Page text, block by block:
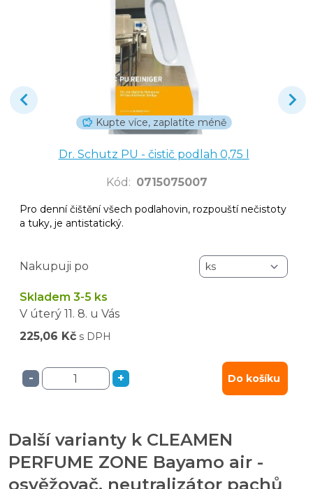
Kupte více, zaplatíte méně
Dr. Schutz PU - čistič podlah 0,75 l
Kód : 0715075007
Pro denní čištění všech podlahovin, rozpouští nečistoty
a tuky, je antistatický.
Nakupuji po
Skladem 3-5 ks
V úterý 11. 8. u Vás
225,06 Kč s DPH
- + Do košíku
Další varianty k CLEAMEN
PERFUME ZONE Bayamo air -
osvěžovač, neutralizátor pachů